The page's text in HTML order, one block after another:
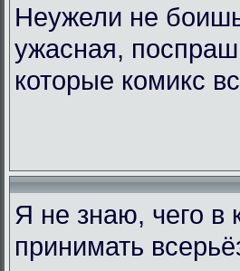
Неужели не
ужасная,
которые комикс
Я не знаю, чего
принимать